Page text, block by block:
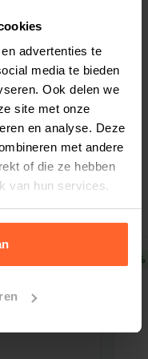
advertenties te
media te bieden
Ook delen we
site met onze
en analyse. Deze
met andere
of die ze hebben
van hun services.
6 helpen het
van een
met
opname
en NTPP
Groene thee
adem.